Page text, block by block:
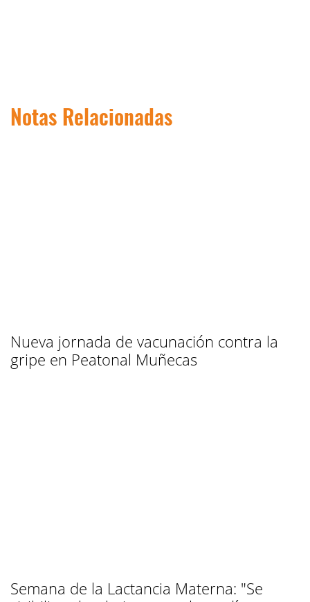
Notas Relacionadas
Nueva jornada de vacunación contra la
gripe en Peatonal Muñecas
Semana de la Lactancia Materna: "Se